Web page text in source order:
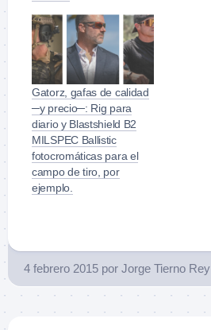
Gatorz, gafas de calidad
─y precio─: Rig para
diario y Blastshield B2
MILSPEC Ballistic
fotocromáticas para el
campo de tiro, por
ejemplo.
4 febrero 2015 por Jorge Tierno Rey